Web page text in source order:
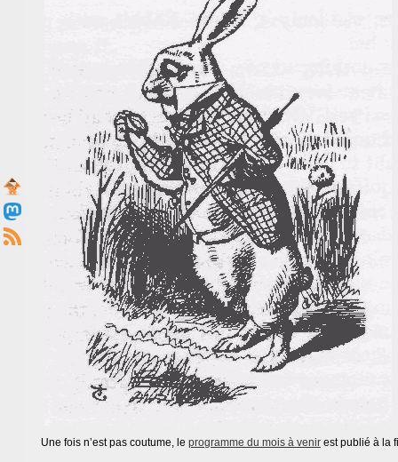
Une fois n’est pas coutume, le programme du mois à venir est publié à la